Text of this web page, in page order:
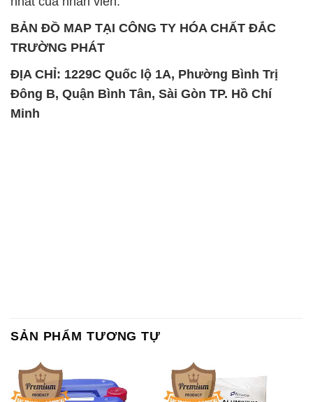
Đông B, Quận Bình Tân, Sài Gòn TP. Hồ Chí
Minh